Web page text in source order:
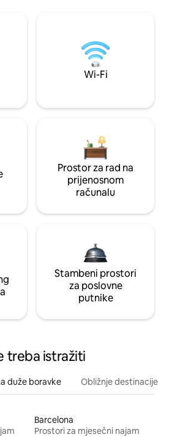
Wi-Fi
Prostor za rad na
prijenosnom
računalu
Stambeni prostori
za poslovne
putnike
treba istražiti
duže boravke Obližnje destinacije
Barcelona
Prostori za mjesečni najam